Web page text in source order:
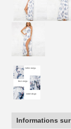
Informations